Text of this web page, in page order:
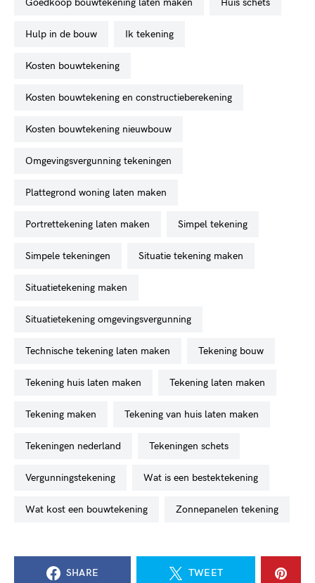
goedkoop bouwtekening laten maken huis schets
hulp in de bouw ik tekening
kosten bouwtekening
kosten bouwtekening en constructieberekening
kosten bouwtekening nieuwbouw
omgevingsvergunning tekeningen
plattegrond woning laten maken
portrettekening laten maken simpel tekening
simpele tekeningen situatie tekening maken
situatietekening maken
situatietekening omgevingsvergunning
technische tekening laten maken tekening bouw
tekening huis laten maken tekening laten maken
tekening maken tekening van huis laten maken
tekeningen nederland tekeningen schets
vergunningstekening wat is een bestektekening
wat kost een bouwtekening zonnepanelen tekening
SHARE TWEET